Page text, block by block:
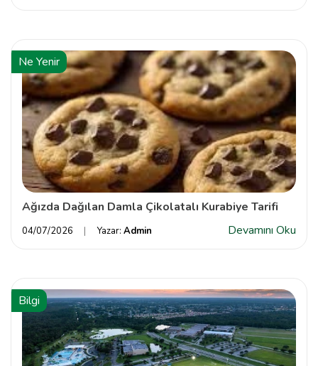
Ne Yenir
Ağızda Dağılan Damla Çikolatalı Kurabiye Tarifi
04/07/2026 Yazar: Admin Devamını Oku
Bilgi